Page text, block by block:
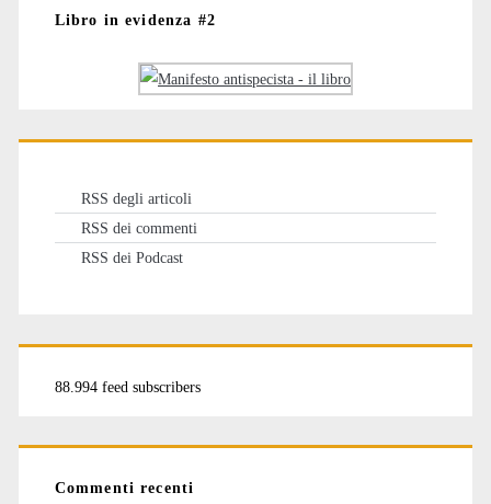
Libro in evidenza #2
RSS degli articoli
RSS dei commenti
RSS dei Podcast
88.994 feed subscribers
Commenti recenti